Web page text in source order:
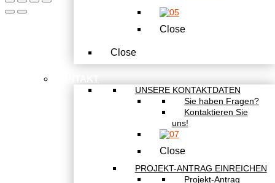
Close
Close
UNSERE KONTAKTDATEN
Sie haben Fragen?
Kontaktieren Sie
uns!
Close
PROJEKT-ANTRAG EINREICHEN
Projekt-Antrag